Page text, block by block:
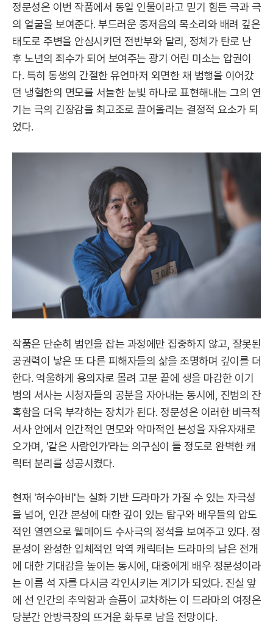
정문성은 이번 작품에서 동일 인물이라고 믿기 힘든 극과 극
의 얼굴을 보여준다. 부드러운 중저음의 목소리와 배려 깊은
태도로 주변을 안심시키던 전반부와 달리, 정체가 탄로 난
후 노년의 죄수가 되어 보여주는 광기 어린 미소는 압권이
다. 특히 동생의 간절한 유언마저 외면한 채 범행을 이어갔
던 냉혈한의 면모를 서늘한 눈빛 하나로 표현해내는 그의 연
기는 극의 긴장감을 최고조로 끌어올리는 결정적 요소가 되
었다.
작품은 단순히 범인을 잡는 과정에만 집중하지 않고, 잘못된
공권력이 낳은 또 다른 피해자들의 삶을 조명하며 깊이를 더
한다. 억울하게 용의자로 몰려 고문 끝에 생을 마감한 이기
범의 서사는 시청자들의 공분을 자아내는 동시에, 진범의 잔
혹함을 더욱 부각하는 장치가 된다. 정문성은 이러한 비극적
서사 안에서 인간적인 면모와 악마적인 본성을 자유자재로
오가며, '같은 사람인가'라는 의구심이 들 정도로 완벽한 캐
릭터 분리를 성공시켰다.
현재 '허수아비'는 실화 기반 드라마가 가질 수 있는 자극성
을 넘어, 인간 본성에 대한 깊이 있는 탐구와 배우들의 압도
적인 열연으로 웰메이드 수사극의 정석을 보여주고 있다. 정
문성이 완성한 입체적인 악역 캐릭터는 드라마의 남은 전개
에 대한 기대감을 높이는 동시에, 대중에게 배우 정문성이라
는 이름 석 자를 다시금 각인시키는 계기가 되었다. 진실 앞
에 선 인간의 추악함과 슬픔이 교차하는 이 드라마의 여정은
당분간 안방극장의 뜨거운 화두로 남을 전망이다.